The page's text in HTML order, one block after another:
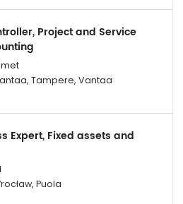
Project and Service
Tampere, Vantaa
Expert, Fixed assets and
Puola